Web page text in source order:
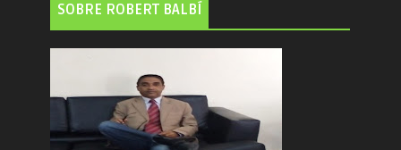
SOBRE ROBERT BALBÍ